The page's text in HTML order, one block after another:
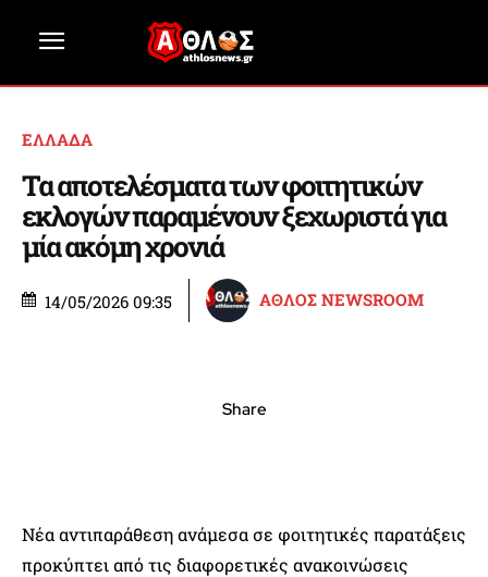
ΕΛΛΑΔΑ
Τα αποτελέσματα των φοιτητικών
εκλογών παραμένουν ξεχωριστά για
μία ακόμη χρονιά
14/05/2026 09:35 ΑΘΛΟΣ NEWSROOM
Share
Νέα αντιπαράθεση ανάμεσα σε φοιτητικές παρατάξεις
προκύπτει από τις διαφορετικές ανακοινώσεις